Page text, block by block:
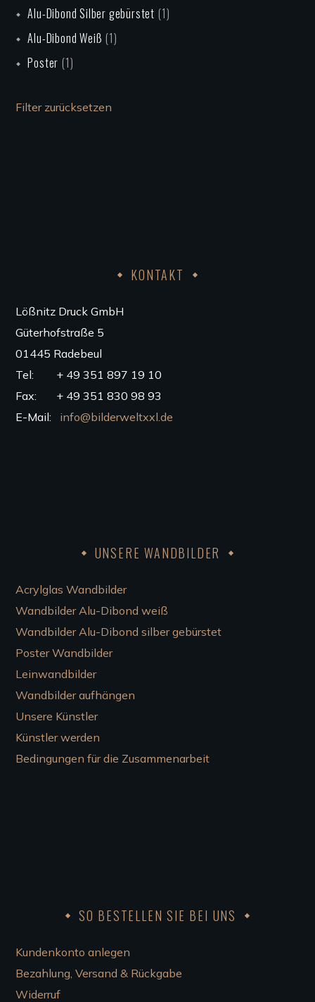
Alu-Dibond Silber gebürstet (1)
Alu-Dibond Weiß (1)
Poster (1)
Filter zurücksetzen
KONTAKT
Lößnitz Druck GmbH
Güterhofstraße 5
01445 Radebeul
Tel: + 49 351 897 19 10
Fax: + 49 351 830 98 93
E-Mail: info@bilderweltxxl.de
UNSERE WANDBILDER
Acrylglas Wandbilder
Wandbilder Alu-Dibond weiß
Wandbilder Alu-Dibond silber gebürstet
Poster Wandbilder
Leinwandbilder
Wandbilder aufhängen
Unsere Künstler
Künstler werden
Bedingungen für die Zusammenarbeit
SO BESTELLEN SIE BEI UNS
Kundenkonto anlegen
Bezahlung, Versand & Rückgabe
Widerruf